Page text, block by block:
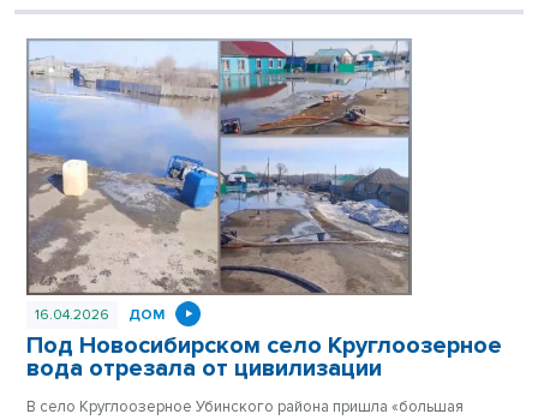
16.04.2026 ДОМ
Под Новосибирском село Круглоозерное
вода отрезала от цивилизации
В село Круглоозерное Убинского района пришла «большая